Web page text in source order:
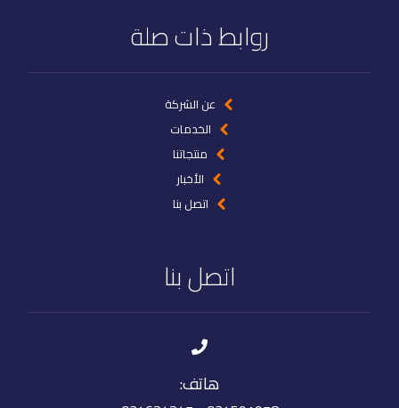
روابط ذات صلة
عن الشركة
الخدمات
منتجاتنا
الأخبار
اتصل بنا
اتصل بنا
هاتف: